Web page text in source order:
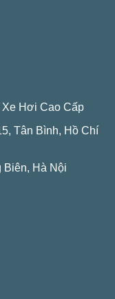
Hơi Cao Cấp
Tân Bình, Hồ Chí
Biên, Hà Nội